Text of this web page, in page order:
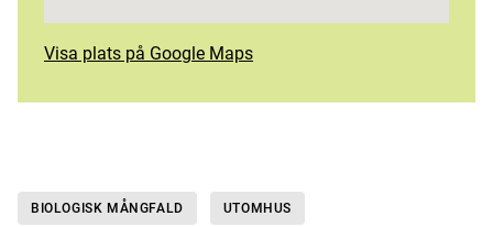
Visa plats på Google Maps
BIOLOGISK MÅNGFALD UTOMHUS